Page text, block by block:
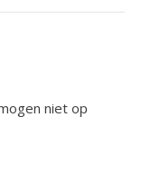
niet op